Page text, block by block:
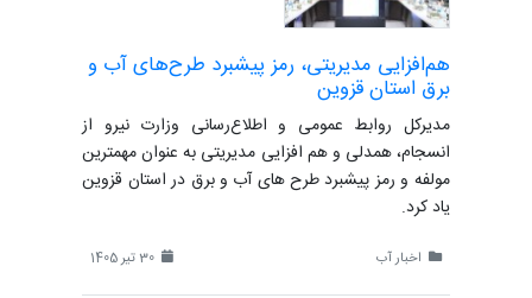
هم‌افزایی مدیریتی، رمز پیشبرد طرح‌های آب و
برق استان قزوین
مدیرکل روابط عمومی و اطلاع‌رسانی وزارت نیرو از
انسجام، همدلی و هم افزایی مدیریتی به عنوان مهمترین
مولفه و رمز پیشبرد طرح های آب و برق در استان قزوین
یاد کرد.
اخبار آب